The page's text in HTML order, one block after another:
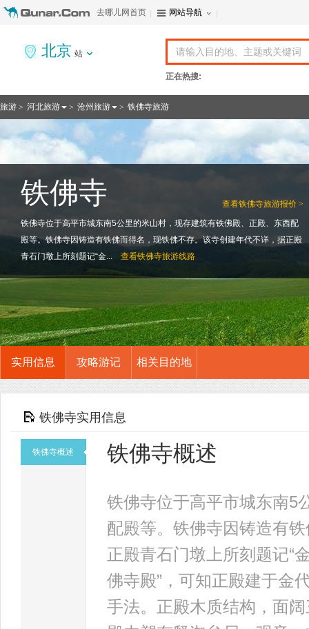
去哪儿网首页 网站导航
北京 站
正在热搜:
旅游 > 河北旅游 > 沧州旅游 > 铁佛寺旅游
查看铁佛寺旅游报价 >
铁佛寺
铁佛寺位于高平市城东南5公里的米山村，现存建筑有铁佛殿、正殿、东西配
殿等。铁佛寺因铸造有铁佛而得名，现铁佛不存。该寺创建年代不详，据正殿
青石门墩上所刻题记“金...
查看铁佛寺旅游线路
实用信息 攻略游记 相关目的地
铁佛寺实用信息
铁佛寺概述 铁佛寺概述
铁佛寺位于高平市城东南5
配殿等。铁佛寺因铸造有
正殿青石门墩上所刻题记“
佛寺殿”，可知正殿建于金
手法。正殿木质结构，面